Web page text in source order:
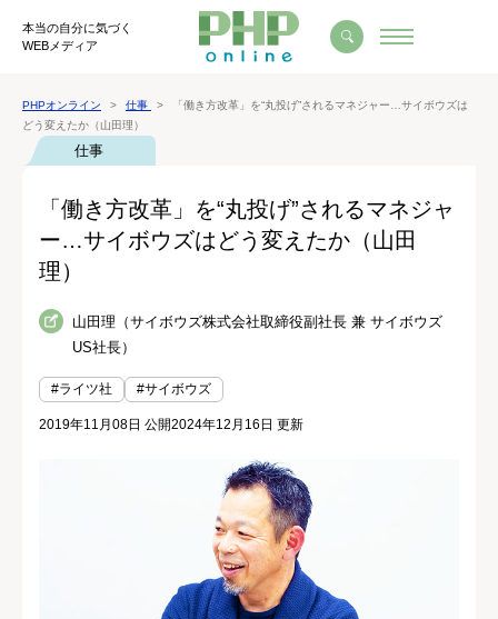
本当の自分に気づく
WEBメディア
PHPオンライン 仕事
「働き方改革」を“丸投げ”されるマネジャー…サイボウズは
どう変えたか（山田理）
仕事
「働き方改革」を“丸投げ”されるマネジャ
ー…サイボウズはどう変えたか（山田
理）
山田理（サイボウズ株式会社取締役副社長 兼 サイボウズ
US社長）
#ライツ社 #サイボウズ
2019年11月08日 公開2024年12月16日 更新